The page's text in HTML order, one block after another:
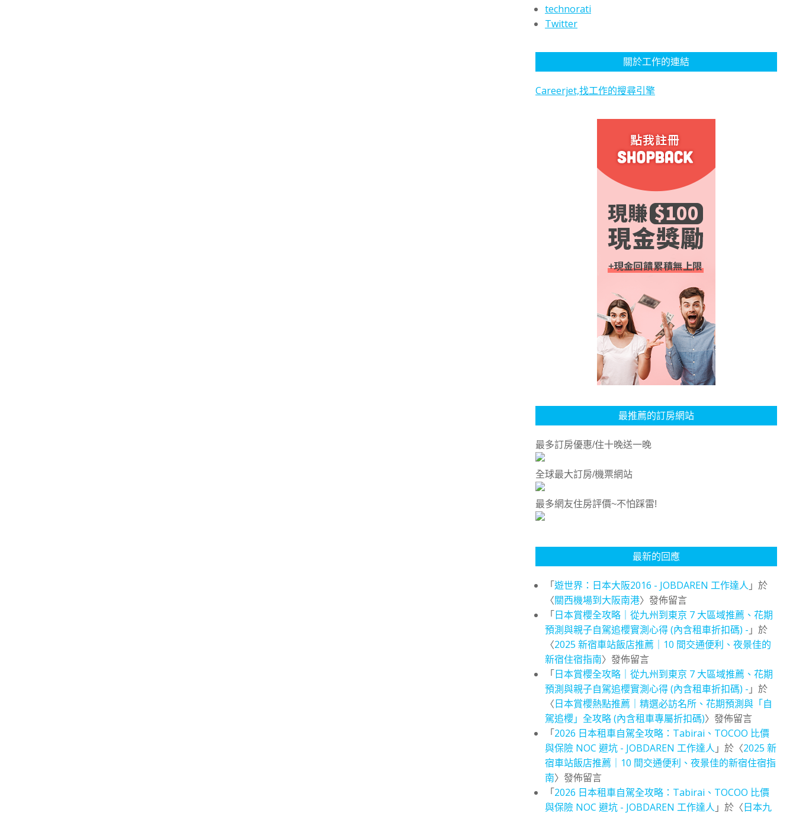
technorati
Twitter
關於工作的連結
Careerjet,找工作的搜尋引擎
最推薦的訂房網站
最多訂房優惠/住十晚送一晚
全球最大訂房/機票網站
最多網友住房評價~不怕踩雷!
最新的回應
「遊世界：日本大阪2016 - JOBDAREN 工作達人 」於
〈關西機場到大阪南港〉發佈留言
「日本賞櫻全攻略｜從九州到東京 7 大區域推薦、花期
預測與親子自駕追櫻實測心得 (內含租車折扣碼) - 」於
〈2025 新宿車站飯店推薦｜10 間交通便利、夜景佳的
新宿住宿指南〉發佈留言
「日本賞櫻全攻略｜從九州到東京 7 大區域推薦、花期
預測與親子自駕追櫻實測心得 (內含租車折扣碼) - 」於
〈日本賞櫻熱點推薦｜精選必訪名所、花期預測與「自
駕追櫻」全攻略 (內含租車專屬折扣碼)〉發佈留言
「2026 日本租車自駕全攻略：Tabirai、TOCOO 比價
與保險 NOC 避坑 - JOBDAREN 工作達人 」於〈2025 新
宿車站飯店推薦｜10 間交通便利、夜景佳的新宿住宿指
南〉發佈留言
「2026 日本租車自駕全攻略：Tabirai、TOCOO 比價
與保險 NOC 避坑 - JOBDAREN 工作達人 」於〈日本九